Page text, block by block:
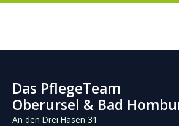
Das PflegeTeam
Oberursel & Bad
An den Drei Hasen 31